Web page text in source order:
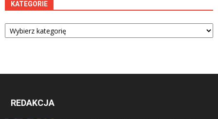
KATEGORIE
Kategorie
REDAKCJA